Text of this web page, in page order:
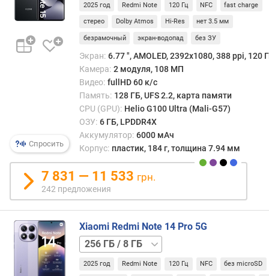
я
и
б
ъ
е
м
к
а
т
ы
Спросить
8 ГБ256 ГБ
8 ГБ
2025 год Redmi Note 120 Гц NFC fast charge
стерео Dolby Atmos Hi-Res нет 3.5 мм
безрамочный экран-водопад без ЗУ
Экран: 6.77 ", AMOLED, 2392x1080, 388 ppi, 120
Камера: 2 модуля, 108 МП
Видео: fullHD 60 к/с
Память: 128 ГБ, UFS 2.2, карта памяти
CPU (GPU): Helio G100 Ultra (Mali-G57)
ОЗУ: 6 ГБ, LPDDR4X
Аккумулятор: 6000 мАч
Корпус: пластик, 184 г, толщина 7.94 мм
7 831 — 11 533 грн.
242 предложения
Xiaomi Redmi Note 14 Pro 5G
256 ГБ
/
12 ГБ512 ГБ
2025 год Redmi Note 120 Гц NFC без microSD